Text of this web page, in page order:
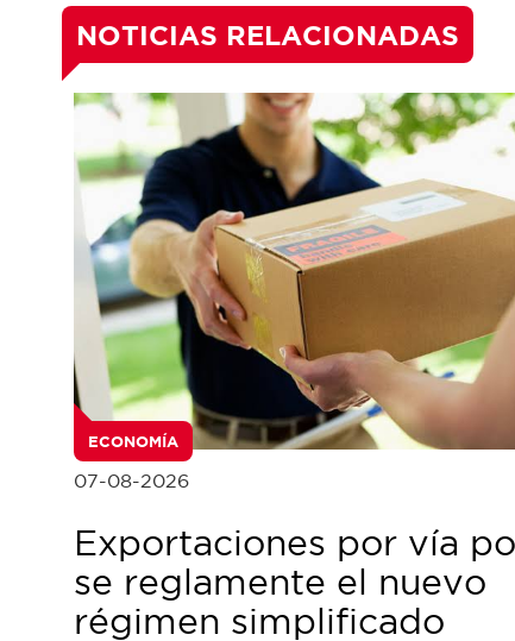
NOTICIAS RELACIONADAS
ECONOMÍA
07-08-2026
Exportaciones por vía
se reglamente el nuevo
régimen simplificado